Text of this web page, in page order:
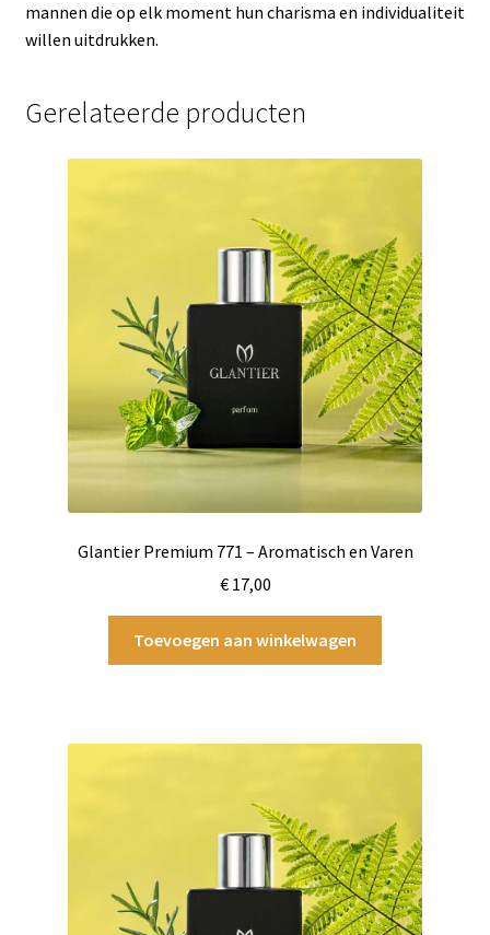
mannen die op elk moment hun charisma en individualiteit
willen uitdrukken.
Gerelateerde producten
Glantier Premium 771 – Aromatisch en Varen
€17,00
Toevoegen aan winkelwagen